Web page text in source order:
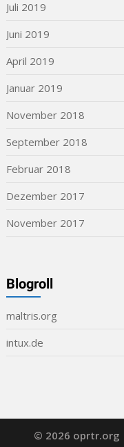
Juli 2019
Juni 2019
April 2019
Januar 2019
November 2018
September 2018
Februar 2018
Dezember 2017
November 2017
Blogroll
maltris.org
intux.de
© 2026 oprtr.org